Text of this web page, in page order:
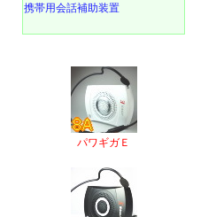
携帯用会話補助装置
パワギガＥ